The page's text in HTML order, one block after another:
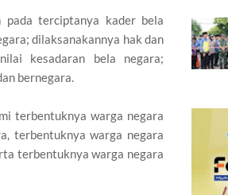
pada terciptanya kader bela
dilaksanakannya hak dan
kesadaran bela negara;
bernegara.
terbentuknya warga negara
terbentuknya warga negara
terbentuknya warga negara